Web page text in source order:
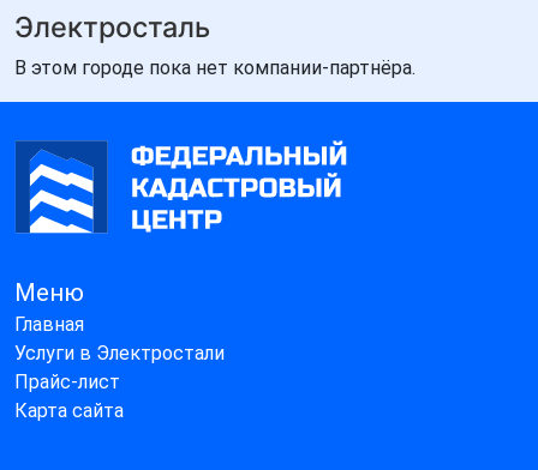
Электросталь
В этом городе пока нет компании-партнёра.
Меню
Главная
Услуги в Электростали
Прайс-лист
Карта сайта